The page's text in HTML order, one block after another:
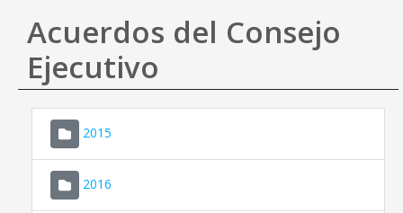
Mapa web
Ayuda
Acuerdos del Consejo
Ejecutivo
2015
2016